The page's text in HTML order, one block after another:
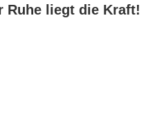
Ruhe liegt die Kraft!